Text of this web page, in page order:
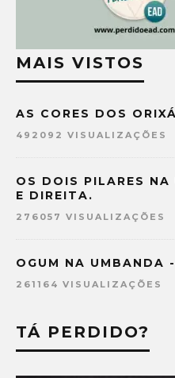
MAIS VISTOS
AS CORES DOS
492092 VISUALIZAÇÕES
OS DOIS PILARES NA
E DIREITA.
276057 VISUALIZAÇÕES
OGUM NA UMBANDA
261164 VISUALIZAÇÕES
TÁ PERDIDO?